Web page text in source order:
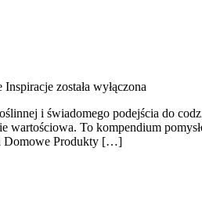
Inspiracje została wyłączona
i świadomego podejścia do
wartościowa. To kompendium
i Domowe Produkty […]